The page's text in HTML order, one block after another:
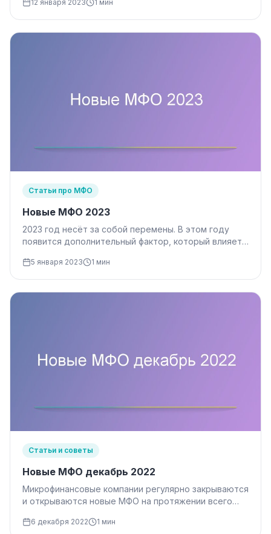
12 января 2023 1 мин
Статьи про МФО
Новые МФО 2023
2023 год несёт за собой перемены. В этом году
появится дополнительный фактор, который влияет
5 января 2023 1 мин
Статьи и советы
Новые МФО декабрь 2022
Микрофинансовые компании регулярно закрываются
и открываются новые МФО на протяжении всего
Банк…
6 декабря 2022 1 мин